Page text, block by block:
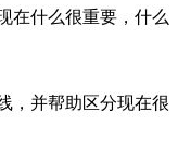
在什么很重要，什么
，并帮助区分现在很